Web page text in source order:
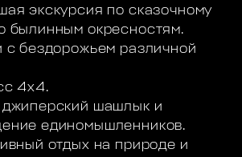
экскурсия по сказочному
былинным окресностям.
с бездорожьем различной
4х4.
джиперский шашлык и
единомышленников.
отдых на природе и